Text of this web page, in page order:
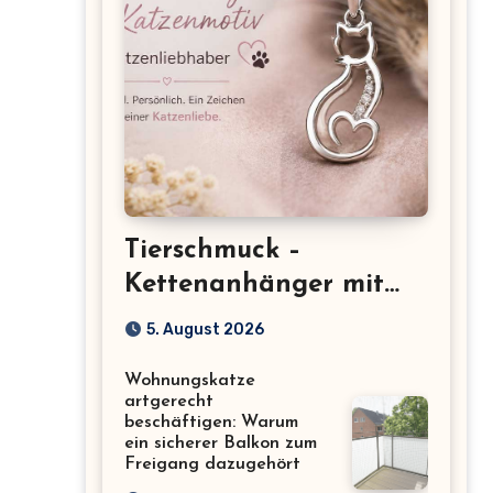
Tierschmuck –
Kettenanhänger mit
Katzenmotiv für
5. August 2026
Wohnungskatze
artgerecht
beschäftigen: Warum
ein sicherer Balkon zum
Freigang dazugehört